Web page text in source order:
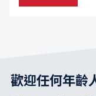
歡迎任何年齡